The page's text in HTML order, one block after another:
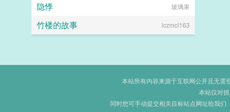
隐悸 玻璃果
竹楼的故事 lczmcl163
本站所有内容来源于互联网公开且无需
本站仅对
同时您可手动提交相关目标站点网址给我们